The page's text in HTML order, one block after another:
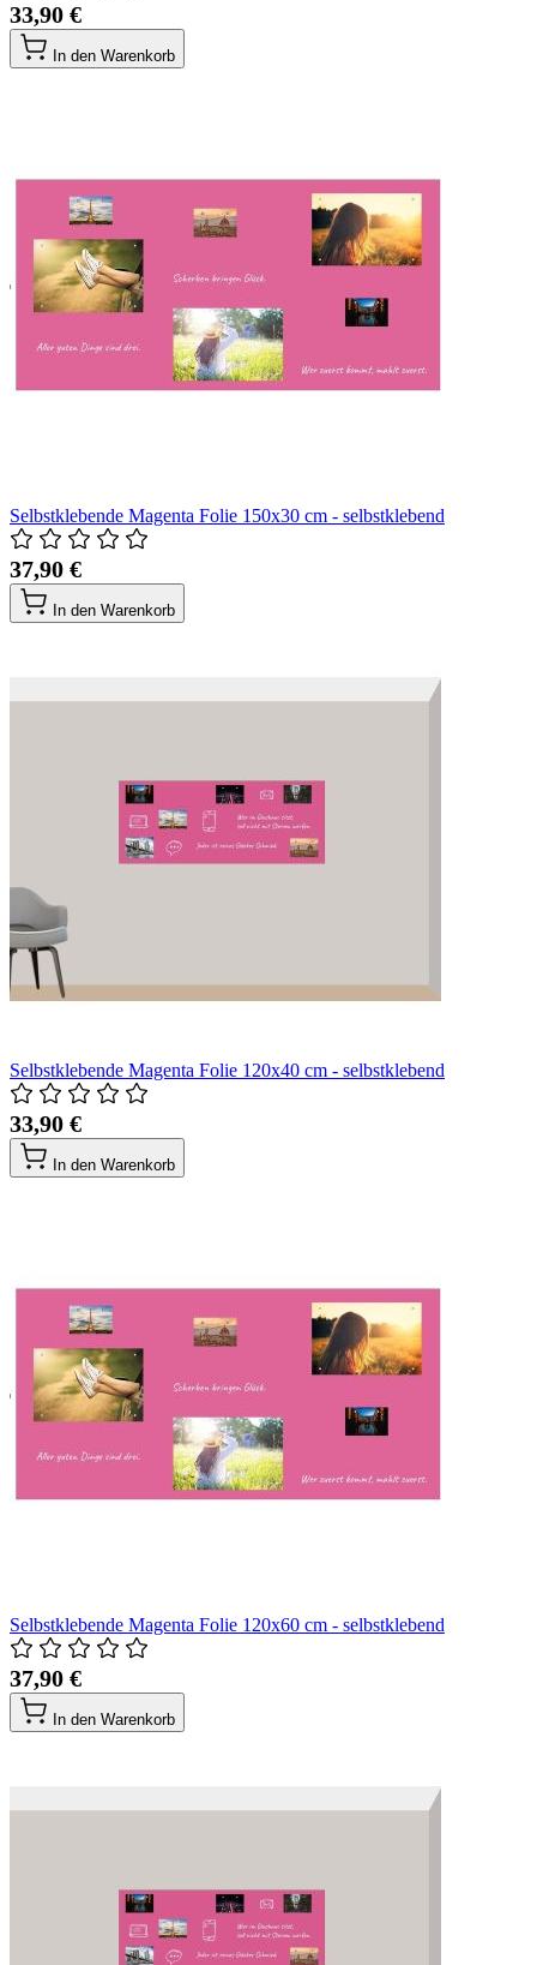
33,90 €
In den Warenkorb
Selbstklebende Magenta Folie 150x30 cm - selbstklebend
37,90 €
In den Warenkorb
Selbstklebende Magenta Folie 120x40 cm - selbstklebend
33,90 €
In den Warenkorb
Selbstklebende Magenta Folie 120x60 cm - selbstklebend
37,90 €
In den Warenkorb